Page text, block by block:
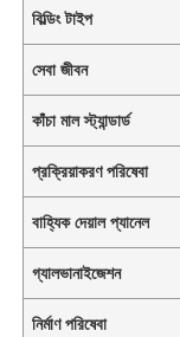
বিল্ডিং টাইপ
সেবা জীবন
কাঁচা মাল স্ট্যান্ডার্ড
প্রক্রিয়াকরণ পরিষেবা
বাহ্যিক দেয়াল প্যানেল
গ্যালভানাইজেশন
নির্মাণ পরিষেবা